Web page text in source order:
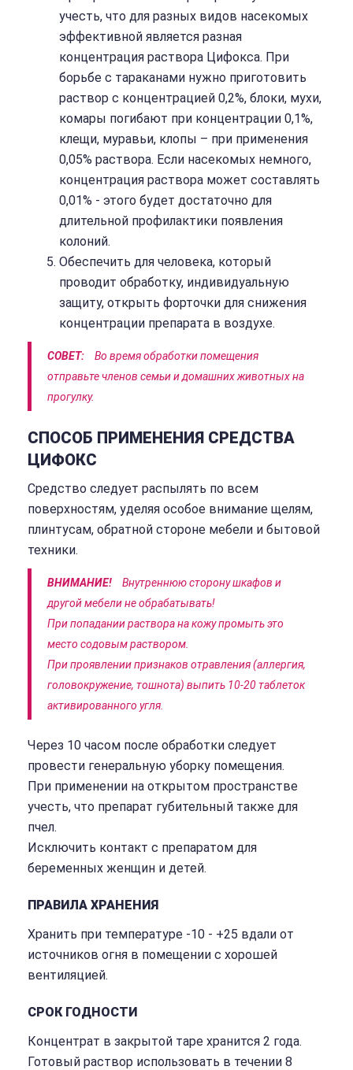
учесть, что для разных видов насекомых
эффективной является разная
концентрация раствора Цифокса. При
борьбе с тараканами нужно приготовить
раствор с концентрацией 0,2%, блоки, мухи,
комары погибают при концентрации 0,1%,
клещи, муравьи, клопы – при применения
0,05% раствора. Если насекомых немного,
концентрация раствора может составлять
0,01% - этого будет достаточно для
длительной профилактики появления
колоний.
Обеспечить для человека, который
проводит обработку, индивидуальную
защиту, открыть форточки для снижения
концентрации препарата в воздухе.
СОВЕТ:
Во время обработки помещения
отправьте членов семьи и домашних животных на
прогулку.
СПОСОБ ПРИМЕНЕНИЯ СРЕДСТВА
ЦИФОКС
Средство следует распылять по всем
поверхностям, уделяя особое внимание щелям,
плинтусам, обратной стороне мебели и бытовой
техники.
ВНИМАНИЕ!
Внутреннюю сторону шкафов и
другой мебели не обрабатывать!
При попадании раствора на кожу промыть это
место содовым раствором.
При проявлении признаков отравления (аллергия,
головокружение, тошнота) выпить 10-20 таблеток
активированного угля.
Через 10 часом после обработки следует
провести генеральную уборку помещения.
При применении на открытом пространстве
учесть, что препарат губительный также для
пчел.
Исключить контакт с препаратом для
беременных женщин и детей.
ПРАВИЛА ХРАНЕНИЯ
Хранить при температуре -10 - +25 вдали от
источников огня в помещении с хорошей
вентиляцией.
СРОК ГОДНОСТИ
Концентрат в закрытой таре хранится 2 года.
Готовый раствор использовать в течении 8